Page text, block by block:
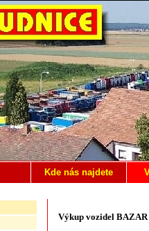
Kde nás najdete
Výkup vozidel